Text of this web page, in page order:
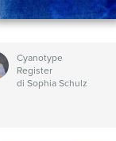
Cyanotype
Register
di Sophia Schulz